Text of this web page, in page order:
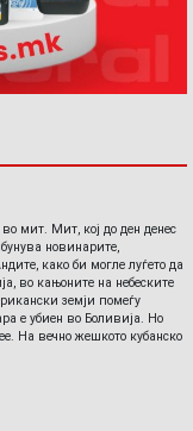
во мит. Мит, кој до ден денес
новинарите,
како би могле луѓето да
во кањоните на небеските
земји помеѓу
е убиен во Боливија. Но
На вечно жешкото кубанско